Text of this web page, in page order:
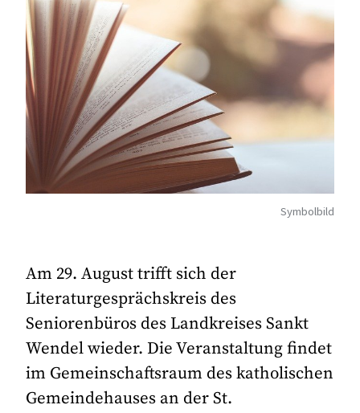
Symbolbild
Am 29. August trifft sich der
Literaturgesprächskreis des
Seniorenbüros des Landkreises Sankt
Wendel wieder. Die Veranstaltung findet
im Gemeinschaftsraum des katholischen
Gemeindehauses an der St.